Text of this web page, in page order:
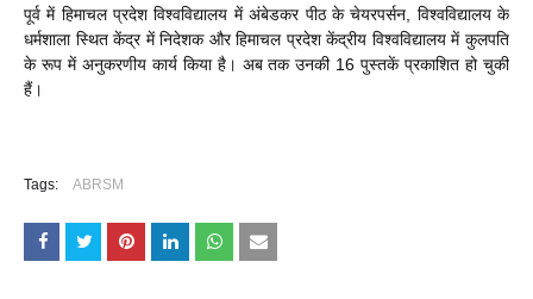
पूर्व में हिमाचल प्रदेश विश्वविद्यालय में अंबेडकर पीठ के चेयरपर्सन, विश्वविद्यालय के
धर्मशाला स्थित केंद्र में निदेशक और हिमाचल प्रदेश केंद्रीय विश्वविद्यालय में कुलपति
के रूप में अनुकरणीय कार्य किया है। अब तक उनकी 16 पुस्तकें प्रकाशित हो चुकी
हैं।
Tags: ABRSM